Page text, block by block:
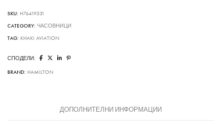
SKU: H76419531
CATEGORY: ЧАСОВНИЦИ
TAG: KHAKI AVIATION
СПОДЕЛИ:
BRAND: HAMILTON
ДОПОЛНИТЕЛНИ ИНФОРМАЦИИ